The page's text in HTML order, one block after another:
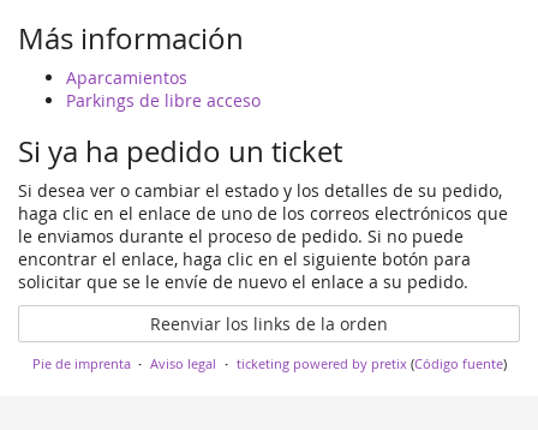
Más información
Aparcamientos
Parkings de libre acceso
Si ya ha pedido un ticket
Si desea ver o cambiar el estado y los detalles de su pedido,
haga clic en el enlace de uno de los correos electrónicos que
le enviamos durante el proceso de pedido. Si no puede
encontrar el enlace, haga clic en el siguiente botón para
solicitar que se le envíe de nuevo el enlace a su pedido.
Reenviar los links de la orden
Pie de imprenta Aviso legal ticketing powered by pretix(Código fuente)